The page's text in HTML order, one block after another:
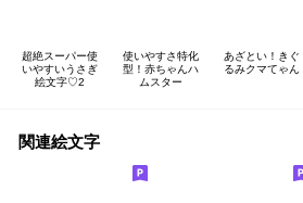
超絶スーパー使
いやすいうさぎ
絵文字♡2
使いやすさ特化
型！赤ちゃんハ
ムスター
あざとい！きぐ
るみクマてゃん
関連絵文字